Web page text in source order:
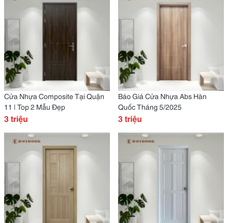
Cửa Nhựa Composite Tại Quận
11 | Top 2 Mẫu Đẹp
3 triệu
Báo Giá Cửa Nhựa Abs Hàn
Quốc Tháng 5/2025
3 triệu